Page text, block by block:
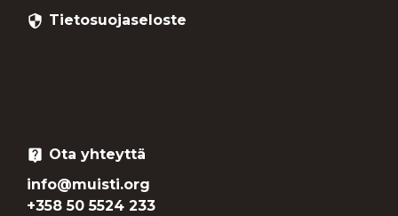
security Tietosuojaseloste
live_help Ota yhteyttä
info@muisti.org
+358 50 5524 233